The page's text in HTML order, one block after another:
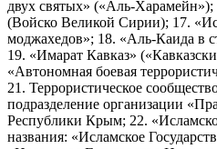
двух святых» («Аль-
(Войско Великой Сирии); 17.
моджахедов»; 18. «Аль-Каида в
19. «Имарат Кавказ»
«Автономная боевая
21. Террористическое
подразделение организации
Республики Крым; 22.
названия: «Исламское